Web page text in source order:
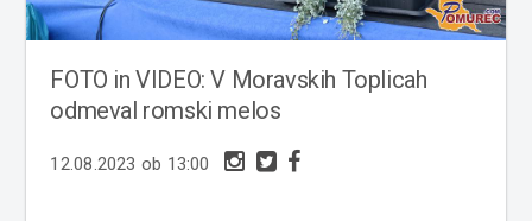
FOTO in VIDEO: V Moravskih Toplicah
odmeval romski melos
12.08.2023 ob 13:00